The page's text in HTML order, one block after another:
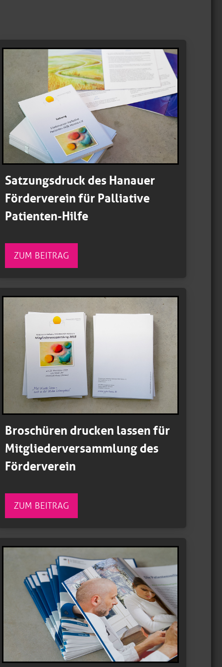
Satzungsdruck des Hanauer
Förderverein für Palliative
Patienten-Hilfe
ZUM BEITRAG
Broschüren drucken lassen für
Mitgliederversammlung des
Förderverein
ZUM BEITRAG